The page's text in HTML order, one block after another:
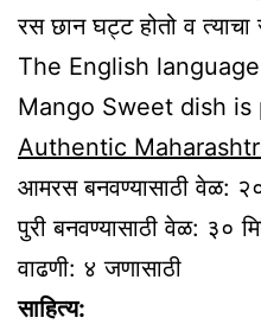
रस छान घट्ट होतो व त्याचा
The English
Mango Sweet dish is
Authentic
आमरस बनवण्यासाठी वेळ:
पुरी बनवण्यासाठी वेळ: ३०
वाढणी: ४ जणासाठी
साहित्य: